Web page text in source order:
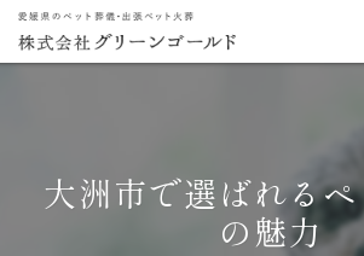
大洲市で選ばれる
の魅力